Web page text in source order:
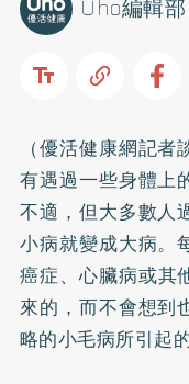
Uho編輯部
（優活健康網記
有遇過一些身體上
不適，但大多數人
小病就變成大病。
癌症、心臟病或其
來的，而不會想到
略的小毛病所引起的